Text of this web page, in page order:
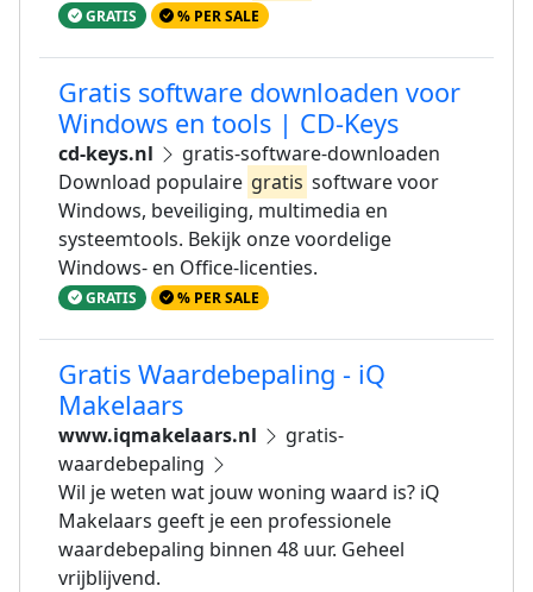
GRATIS % PER SALE
Gratis software downloaden voor
Windows en tools | CD-Keys
cd-keys.nl
gratis-software-downloaden
Download populaire gratis software voor
Windows, beveiliging, multimedia en
systeemtools. Bekijk onze voordelige
Windows- en Office-licenties.
GRATIS % PER SALE
Gratis Waardebepaling - iQ
Makelaars
www.iqmakelaars.nl
gratis-
waardebepaling
Wil je weten wat jouw woning waard is? iQ
Makelaars geeft je een professionele
waardebepaling binnen 48 uur. Geheel
vrijblijvend.